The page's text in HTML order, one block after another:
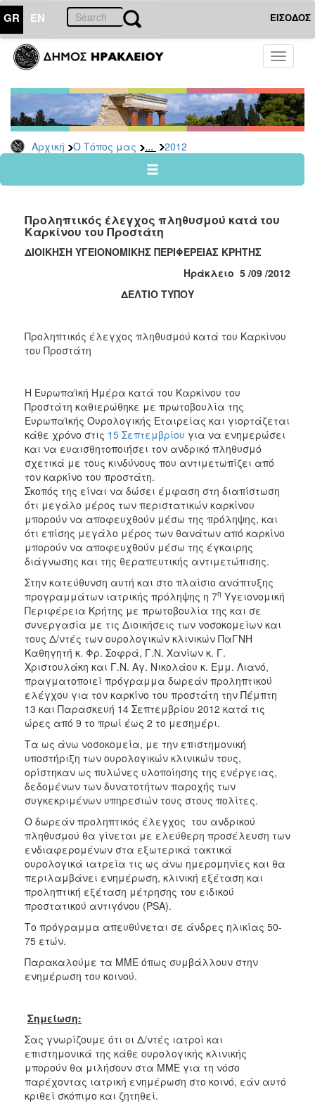
GR EN ΕΙΣΟΔΟΣ
Toggle
Αρχική Ο Τόπος μας ... 2012
ΤΟΠΟΣ
ΜΑΣ
Ανακοινώσεις
Αρχείο
2026
2024
2022
2021
2017
2016
2012
2011
ΔΗΜΟΣ
ΠΟΛΙΤΙΣΜΟΣ
ΑΝΘΕΚΤΙΚΗ
Προληπτικός έλεγχος πληθυσμού κατά του
Καρκίνου του Προστάτη
ΔΙΟΙΚΗΣΗ ΥΓΕΙΟΝΟΜΙΚΗΣ ΠΕΡΙΦΕΡΕΙΑΣ ΚΡΗΤΗΣ
Ηράκλειο 5 /09 /2012
ΔΕΛΤΙΟ ΤΥΠΟΥ
Προληπτικός έλεγχος πληθυσμού κατά του Καρκίνου
του Προστάτη
Η Ευρωπαϊκή Ημέρα κατά του Καρκίνου του
Προστάτη καθιερώθηκε με πρωτοβουλία της
Ευρωπαϊκής Ουρολογικής Εταιρείας και γιορτάζεται
κάθε χρόνο στις 15 Σεπτεμβρίου για να ενημερώσει
και να ευαισθητοποιήσει τον ανδρικό πληθυσμό
σχετικά με τους κινδύνους που αντιμετωπίζει από
τον καρκίνο του προστάτη.
Σκοπός της είναι να δώσει έμφαση στη διαπίστωση
ότι μεγάλο μέρος των περιστατικών καρκίνου
μπορούν να αποφευχθούν μέσω της πρόληψης, και
ότι επίσης μεγάλο μέρος των θανάτων από καρκίνο
μπορούν να αποφευχθούν μέσω της έγκαιρης
διάγνωσης και της θεραπευτικής αντιμετώπισης.
Στην κατεύθυνση αυτή και στο πλαίσιο ανάπτυξης
προγραμμάτων ιατρικής πρόληψης η 7η Υγειονομική
Περιφέρεια Κρήτης με πρωτοβουλία της και σε
συνεργασία με τις Διοικήσεις των νοσοκομείων και
τους Δ/ντές των ουρολογικών κλινικών ΠαΓΝΗ
Καθηγητή κ. Φρ. Σοφρά, Γ.Ν. Χανίων κ. Γ.
Χριστουλάκη και Γ.Ν. Αγ. Νικολάου κ. Εμμ. Λιανό,
πραγματοποιεί πρόγραμμα δωρεάν προληπτικού
ελέγχου για τον καρκίνο του προστάτη την Πέμπτη
13 και Παρασκευή 14 Σεπτεμβρίου 2012 κατά τις
ώρες από 9 το πρωί έως 2 το μεσημέρι.
Τα ως άνω νοσοκομεία, με την επιστημονική
υποστήριξη των ουρολογικών κλινικών τους,
ορίστηκαν ως πυλώνες υλοποίησης της ενέργειας,
δεδομένων των δυνατοτήτων παροχής των
συγκεκριμένων υπηρεσιών τους στους πολίτες.
Ο δωρεάν προληπτικός έλεγχος του ανδρικού
πληθυσμού θα γίνεται με ελεύθερη προσέλευση των
ενδιαφερομένων στα εξωτερικά τακτικά
ουρολογικά ιατρεία τις ως άνω ημερομηνίες και θα
περιλαμβάνει ενημέρωση, κλινική εξέταση και
προληπτική εξέταση μέτρησης του ειδικού
προστατικού αντιγόνου (PSA).
Το πρόγραμμα απευθύνεται σε άνδρες ηλικίας 50-
75 ετών.
Παρακαλούμε τα ΜΜΕ όπως συμβάλλουν στην
ενημέρωση του κοινού.
Σημείωση:
Σας γνωρίζουμε ότι οι Δ/ντές ιατροί και
επιστημονικά της κάθε ουρολογικής κλινικής
μπορούν θα μιλήσουν στα ΜΜΕ για τη νόσο
παρέχοντας ιατρική ενημέρωση στο κοινό, εάν αυτό
κριθεί σκόπιμο και ζητηθεί.